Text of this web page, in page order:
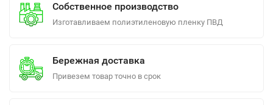
Собственное производство
Изготавливаем полиэтиленовую пленку ПВД
Бережная доставка
Привезем товар точно в срок